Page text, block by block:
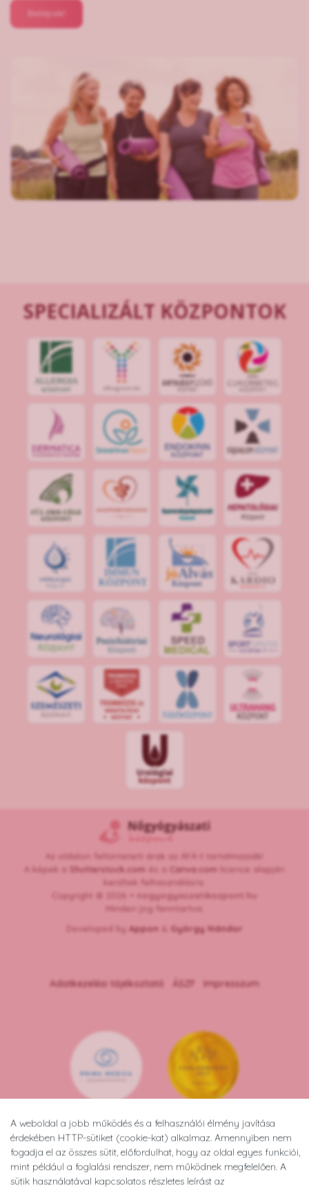
A weboldal a jobb működés és a felhasználói élmény javítása
érdekében HTTP-sütiket (cookie-kat) alkalmaz. Amennyiben nem
fogadja el az összes sütit, előfordulhat, hogy az oldal egyes funkciói,
mint például a foglalási rendszer, nem működnek megfelelően. A
sütik használatával kapcsolatos részletes leírást az
Belépek!
SPECIALIZÁLT KÖZPONTOK
IMMUN
KÖZPONT
jóAlvás
Központ
SPOR
Az oldalon feltüntetett árak az ÁFÁ-t tartalmazzák!
A képek a
Shutterstock.com és a Canva.com licence alapján
kerültek felhasználásra.
Copyright © 2026 •
nogyogyaszatikozpont.hu
Minden jog fenntartva.
Developed by Appon György Nándor
Adatkezelési tájékoztató ÁSZF Impresszum